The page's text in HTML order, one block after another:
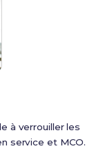
à verrouiller les
service et MCO.